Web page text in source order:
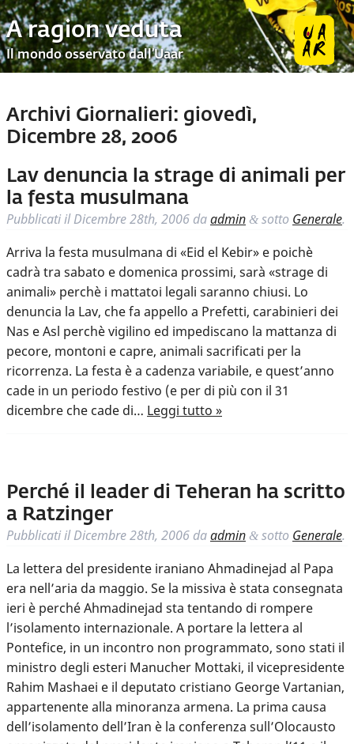
A ragion veduta
Il mondo osservato dall’Uaar
Archivi Giornalieri: giovedì,
Dicembre 28, 2006
Lav denuncia la strage di animali per
la festa musulmana
Pubblicati ilDicembre 28th, 2006 daadmin & sotto Generale.
Arriva la festa musulmana di «Eid el Kebir» e poichè
cadrà tra sabato e domenica prossimi, sarà «strage di
animali» perchè i mattatoi legali saranno chiusi. Lo
denuncia la Lav, che fa appello a Prefetti, carabinieri dei
Nas e Asl perchè vigilino ed impediscano la mattanza di
pecore, montoni e capre, animali sacrificati per la
ricorrenza. La festa è a cadenza variabile, e quest’anno
cade in un periodo festivo (e per di più con il 31
dicembre che cade di… Leggi tutto »
Perché il leader di Teheran ha scritto
a Ratzinger
Pubblicati ilDicembre 28th, 2006 daadmin & sotto Generale.
La lettera del presidente iraniano Ahmadinejad al Papa
era nell’aria da maggio. Se la missiva è stata consegnata
ieri è perché Ahmadinejad sta tentando di rompere
l’isolamento internazionale. A portare la lettera al
Pontefice, in un incontro non programmato, sono stati il
ministro degli esteri Manucher Mottaki, il vicepresidente
Rahim Mashaei e il deputato cristiano George Vartanian,
appartenente alla minoranza armena. La prima causa
dell’isolamento dell’Iran è la conferenza sull’Olocausto